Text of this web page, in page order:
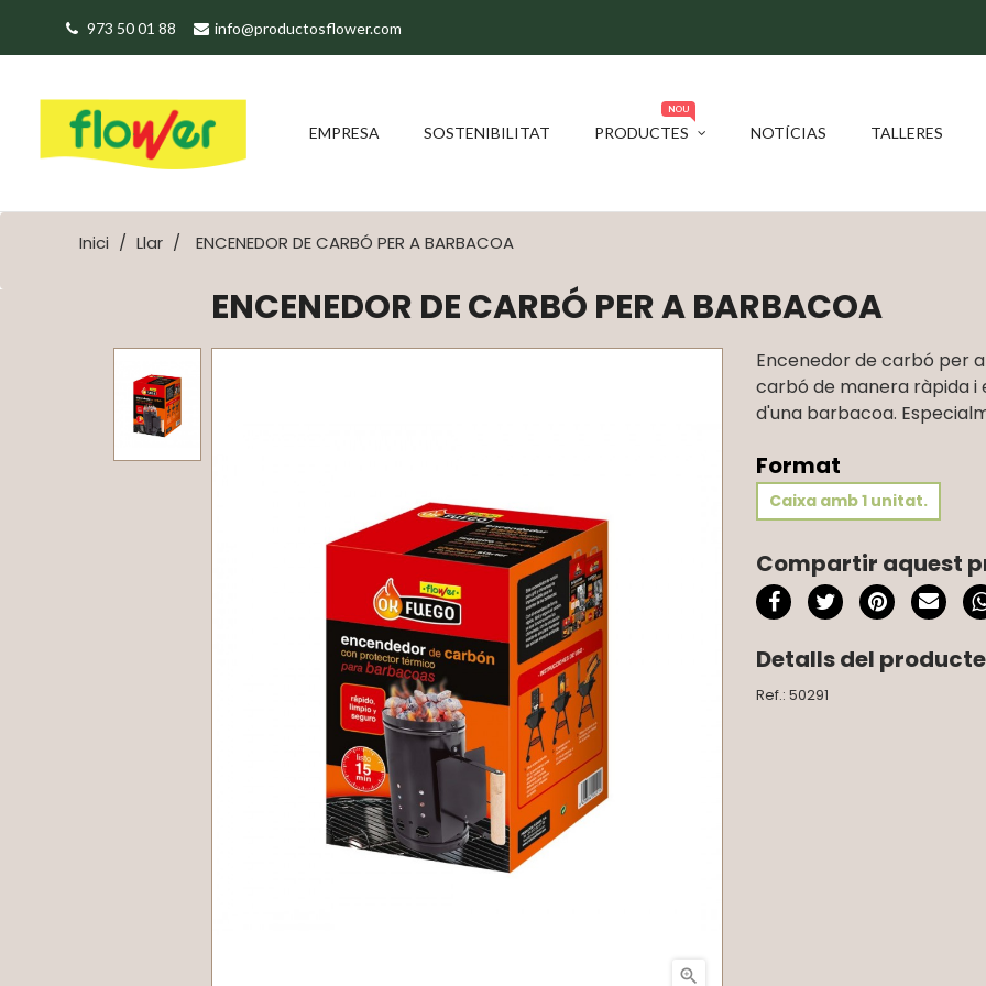
973 50 01 88 info@productosflower.com
EMPRESA SOSTENIBILITAT PRODUCTES
NOU
NOTÍCIAS TALLERES
Inici Llar ENCENEDOR DE CARBÓ PER A BARBACOA
ENCENEDOR DE CARBÓ PER A BARBACOA

Encenedor de carbó per
carbó de manera ràpida i
d'una barbacoa.
Format
Caixa amb 1 unitat.
Compartir aquest
Detalls del producte
Ref.: 50291